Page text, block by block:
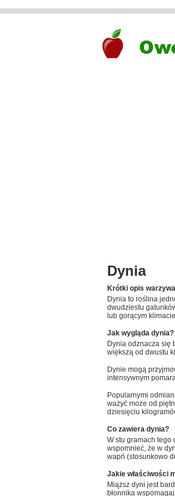
Dynia
Krótki opis warzywa
Dynia to roślina
dwudziestu
lub gorącym
Jak wygląda dynia?
Dynia odznacza się
większą od dwustu
Dynie mogą
intensywnym
Popularnymi
ważyć może od
dziesięciu
Co zawiera dynia?
W stu gramach
wspomnieć, że w
wapń (stosunkowo
Jakie właściwości
Miąższ dyni jest
błonnika